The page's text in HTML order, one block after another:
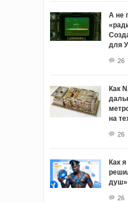
А не
для
26
Как
на
26
Как
душ»
26